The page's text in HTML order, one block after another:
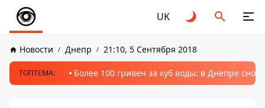
UK
Новости Днепр 21:10, 5 Сентября 2018
ТОПТЕМА: Более 100 гривен за куб воды: в Днепре